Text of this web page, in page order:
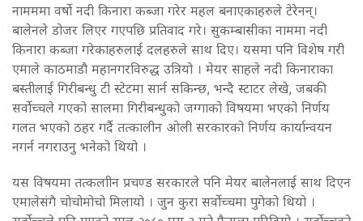
नामममा वर्षाे नदी किनारा कब्जा गरेर महल बनाएकाहरुले टेरेनन्।
बालेनले डोजर लिएर गएपछि प्रतिवाद गरे। सुकम्बासीका नाममा नदी
किनारा कब्जा गरेकाहरुलाई दलहरुले साथ दिए। यसमा पनि विशेष गरी
एमाले काठमाडौ महानगरविरुद्ध उत्रियो । मेयर साहले नदी किनाराका
बस्तीलाई गिरीबन्धु टी स्टेटमा सार्न सकिन्छ, भन्दै स्टाटर लेखे, जबकी
सर्वाेच्चले गएको सालमा गिरीबन्धुको जग्गाको विषयमा भएको निर्णय
गलत भएको ठहर गर्दै तत्कालीन ओली सरकारको निर्णय कार्यान्वयन
नगर्न नगराउनु भनेको थियो ।
यस विषयमा तत्कलाीन प्रचण्ड सरकारले पनि मेयर बालेनलाई साथ दिएन
एमालेसंगै चोचोमोचो मिलायो । जुन कुरा सर्वाेच्चमा पुगेको थियो ।